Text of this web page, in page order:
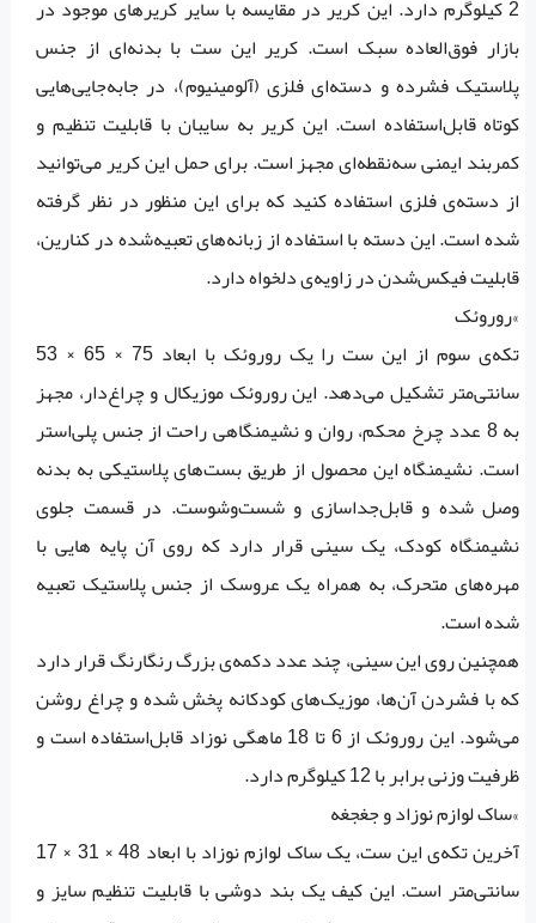
2 کیلوگرم دارد. این کریر در مقایسه با سایر کریرهای موجود در
بازار فوق‌العاده سبک است. کریر این ست با بدنه‌ای از جنس
پلاستیک فشرده و دسته‌ای فلزی (آلومینیوم)، در جابه‌جایی‌هایی
کوتاه قابل‌استفاده است. این کریر به سایبان با قابلیت تنظیم و
کمربند ایمنی سه‌نقطه‌ای مجهز است. برای حمل این کریر می‌توانید
از دسته‌ی فلزی استفاده کنید که برای این منظور در نظر گرفته
شده است. این دسته با استفاده از زبانه‌های تعبیه‌شده در کنارین،
قابلیت فیکس‌شدن در زاویه‌ی دلخواه دارد.
»روروئک
تکه‌ی سوم از این ست را یک روروئک با ابعاد 75 × 65 × 53
سانتی‌متر تشکیل می‌دهد. این روروئک موزیکال و چراغ‌دار،‌ مجهز
به 8 عدد چرخ محکم، روان و نشیمنگاهی راحت از جنس پلی‌استر
است. نشیمنگاه این محصول از طریق بست‌های پلاستیکی به بدنه
وصل شده و قابل‌جداسازی و شست‌وشوست. در قسمت جلوی
نشیمنگاه کودک، یک سینی قرار دارد که روی آن پایه هایی با
مهره‌های متحرک، به همراه یک عروسک از جنس پلاستیک تعبیه
شده است.
همچنین روی این سینی، چند عدد دکمه‌ی بزرگ رنگارنگ قرار دارد
که با فشردن آن‌ها،‌ موزیک‌های کودکانه پخش شده و چراغ روشن
می‌شود. این روروئک از 6 تا 18 ماهگی نوزاد قابل‌استفاده است و
ظرفیت وزنی برابر با 12 کیلوگرم دارد.
»ساک لوازم نوزاد و جغجغه
آخرین تکه‌ی این ست، ‌یک ساک لوازم نوزاد با ابعاد 48 × 31 × 17
سانتی‌متر است. این کیف یک بند دوشی با قابلیت تنظیم سایز و